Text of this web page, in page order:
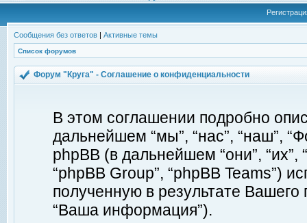
Сообщения без ответов | Активные темы
Список форумов
Форум "Круга" - Соглашение о конфиденциальности
В этом соглашении подробно
дальнейшем “мы”, “нас”, “наш”,
phpBB (в дальнейшем “они”, “их”,
“phpBB Group”, “phpBB Teams”)
полученную в результате
“Ваша информация”).